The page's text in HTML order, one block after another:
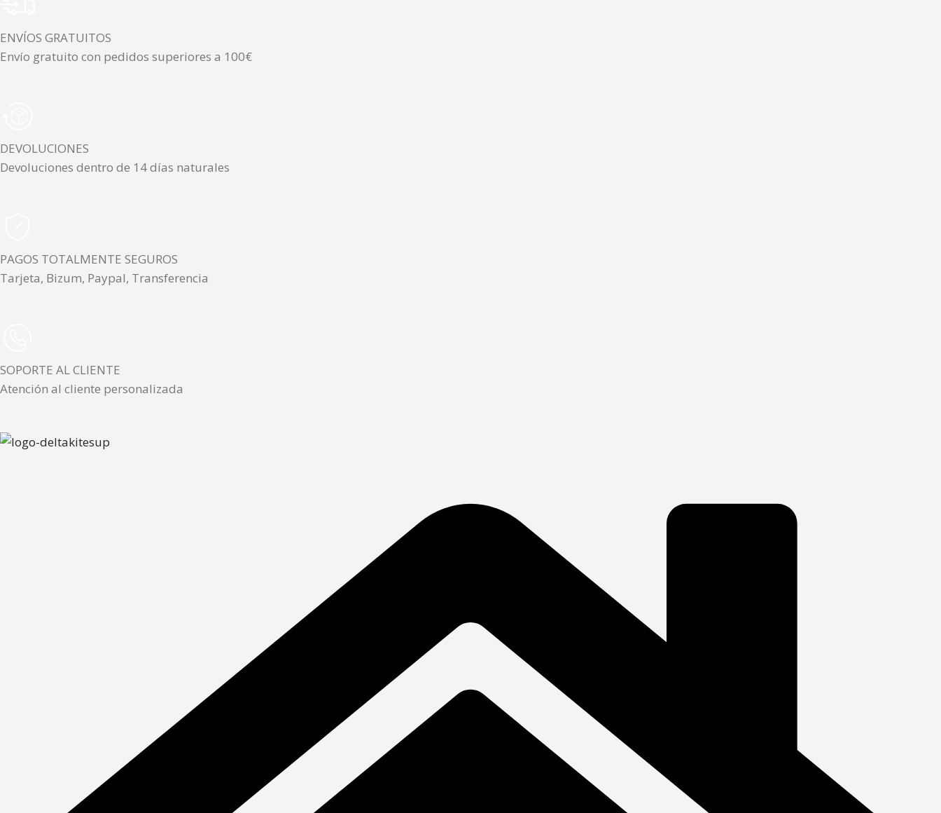
ENVÍOS GRATUITOS
Envío gratuito con pedidos superiores a 100€
DEVOLUCIONES
Devoluciones dentro de 14 días naturales
PAGOS TOTALMENTE SEGUROS
Tarjeta, Bizum, Paypal, Transferencia
SOPORTE AL CLIENTE
Atención al cliente personalizada